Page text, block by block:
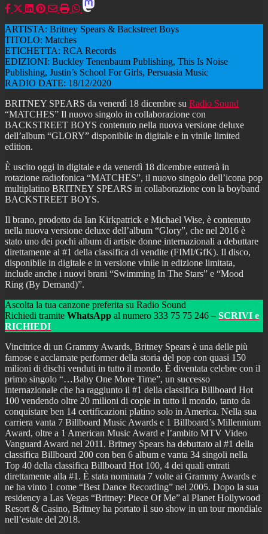
ARTISTA: Britney Spears & Backstreet Boys
TITOLO: Matches
ETICHETTA: RCA Records
EDIZIONI: Buckley Tenenbaum Publishing, This Is Noise
Publishing, Justin’s School For Girls, Persuasia Music
RADIO DATE: 18/12/2020
BRITNEY SPEARS da venerdì 18 dicembre su Radio Sound
“MATCHES” Il nuovo singolo in collaborazione con
BACKSTREET BOYS contenuto nella nuova versione deluxe
dell’album “GLORY” disponibile in digitale e in vinile limited
edition.
È uscito oggi in digitale e da venerdì 18 dicembre entrerà in
rotazione radiofonica “MATCHES”, il nuovo singolo dell’icona pop
multiplatino BRITNEY SPEARS in collaborazione con la boyband
BACKSTREET BOYS.
Il brano, prodotto da Ian Kirkpatrick e Michael Wise, è contenuto
nella nuova versione deluxe dell’album “Glory”, che nel 2016 è
stato uno dei pochi album di artiste donne internazionali a debuttare
direttamente al #1 della classifica di vendite (FIMI/GfK). Il disco,
disponibile in digitale e in versione vinile in edizione limitata,
include anche i nuovi brani “Swimming In The Stars” e “Mood
Ring (By Demand)”.
Ascolta la tua canzone preferita su Radio Sound
Richiedi tramite WhatsApp al numero 333 75 75 246 – SCRIVI e
RICHIEDI
Vincitrice di un Grammy Awards, Britney Spears è una delle più
famose e acclamate performer della storia del pop con quasi 150
milioni di dischi venduti in tutto il mondo. È diventata celebre con il
primo singolo “…Baby One More Time”, un successo
internazionale che ha raggiunto il #1 della classifica Billboard Hot
100 vendendo oltre 20 milioni di copie in tutto il mondo, tanto da
conquistare ben 14 certificazioni platino solo in America. Nella sua
carriera vanta 7 Billboard Music Awards e 1 Billboard’s Millennium
Award, oltre a 1 American Music Award e l’ambito MTV Video
Vanguard Award nel 2011. Britney Spears ha debuttato al #1 della
classifica Billboard 200 con ben 6 album e vanta 34 singoli nella
Top 40 della classifica Billboard Hot 100, 4 dei quali entrati
direttamente alla #1. È stata nominata 7 volte ai Grammy Awards e
ne ha vinto 1 come “Best Dance Recording” nel 2005. Dopo la sua
residency a Las Vegas “Britney: Piece Of Me” al Planet Hollywood
Resort & Casino, Britney ha portato il suo show in un tour mondiale
nell’estate del 2018.